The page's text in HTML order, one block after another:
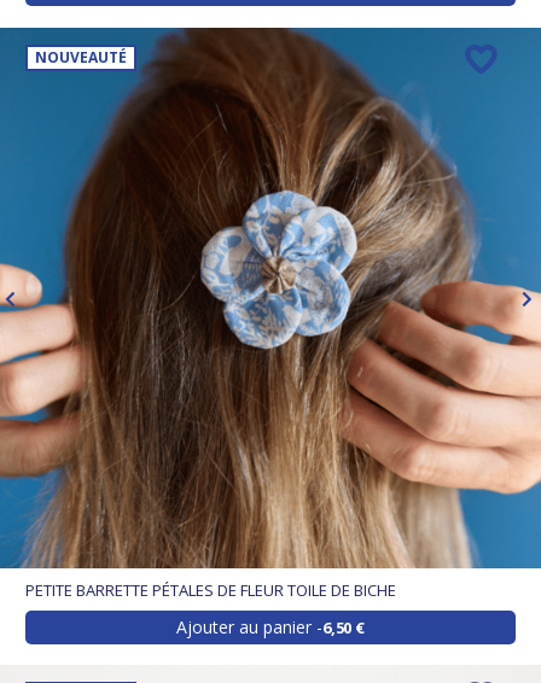
NOUVEAUTÉ
PETITE BARRETTE PÉTALES DE FLEUR TOILE DE BICHE
Ajouter au panier 6,50 €